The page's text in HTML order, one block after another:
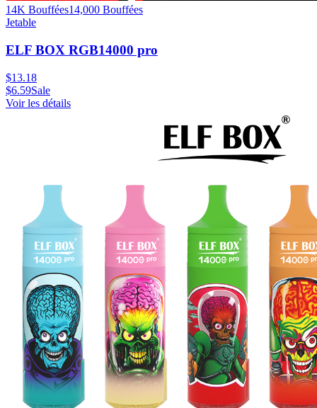
14K Bouffées14,000 Bouffées
Jetable
ELF BOX RGB14000 pro
$13.18
$6.59Sale
Voir les détails